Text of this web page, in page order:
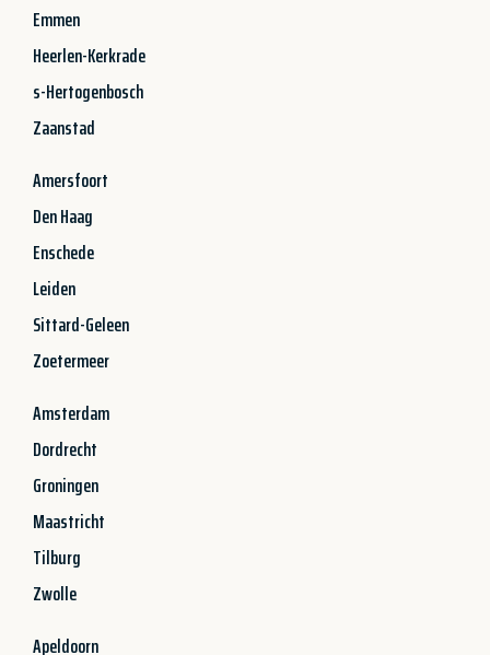
Emmen
Heerlen-Kerkrade
s-Hertogenbosch
Zaanstad
Amersfoort
Den Haag
Enschede
Leiden
Sittard-Geleen
Zoetermeer
Amsterdam
Dordrecht
Groningen
Maastricht
Tilburg
Zwolle
Apeldoorn